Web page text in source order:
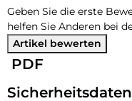
Geben Sie die erste
helfen Sie Anderen bei
Artikel bewerten
PDF